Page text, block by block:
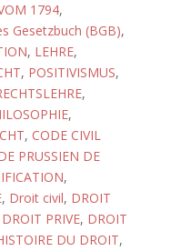
1794,
Gesetzbuch (BGB),
, LEHRE,
, POSITIVISMUS,
,
,
, CODE CIVIL
PRUSSIEN DE
,
, Droit civil, DROIT
DROIT PRIVE, DROIT
DU DROIT,